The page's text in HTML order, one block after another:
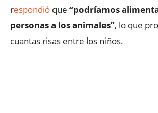
respondió que “podríamos
personas a los animales”, lo que
cuantas risas entre los niños.